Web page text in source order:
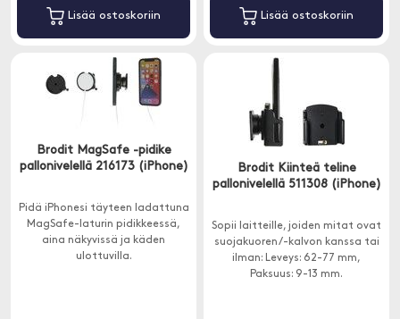
Lisää ostoskoriin Lisää ostoskoriin
Brodit MagSafe -pidike
pallonivelellä 216173 (iPhone)
Pidä iPhonesi täyteen ladattuna
MagSafe-laturin pidikkeessä,
aina näkyvissä ja käden
ulottuvilla.
Brodit Kiinteä teline
pallonivelellä 511308 (iPhone)
Sopii laitteille, joiden mitat ovat
suojakuoren/-kalvon kanssa tai
ilman: Leveys: 62-77 mm,
Paksuus: 9-13 mm.